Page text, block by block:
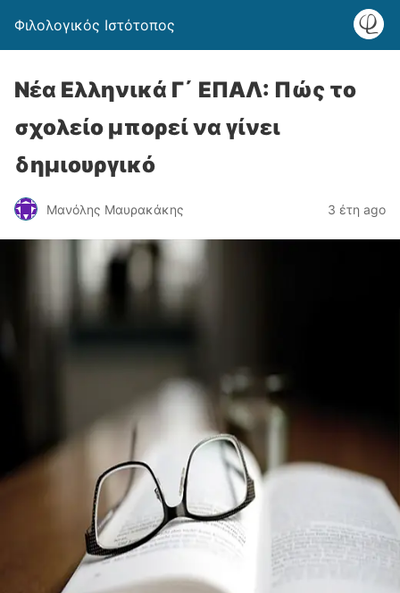
Φιλολογικός Ιστότοπος
Νέα Ελληνικά Γ΄ ΕΠΑΛ: Πώς το
σχολείο μπορεί να γίνει
δημιουργικό
Μανόλης Μαυρακάκης 3 έτη ago